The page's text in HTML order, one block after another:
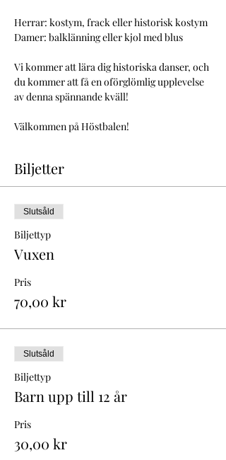
Herrar: kostym, frack eller historisk kostym
Damer: balklänning eller kjol med blus
Vi kommer att lära dig historiska danser, och
du kommer att få en oförglömlig upplevelse
av denna spännande kväll!
Välkommen på Höstbalen!
Biljetter
Slutsåld
Biljettyp
Vuxen
Pris
70,00 kr
Slutsåld
Biljettyp
Barn upp till 12 år
Pris
30,00 kr